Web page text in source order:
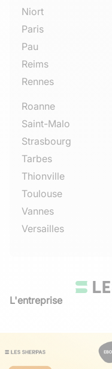
Niort
Paris
Pau
Reims
Rennes
Roanne
Saint-Malo
Strasbourg
Tarbes
Thionville
Toulouse
Vannes
Versailles
L'entreprise
Média Parents